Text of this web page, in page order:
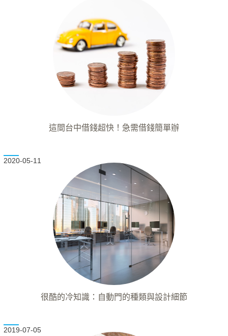
這間台中借錢超快！急需借錢簡單辦
2020-05-11
很酷的冷知識：自動門的種類與設計細節
2019-07-05